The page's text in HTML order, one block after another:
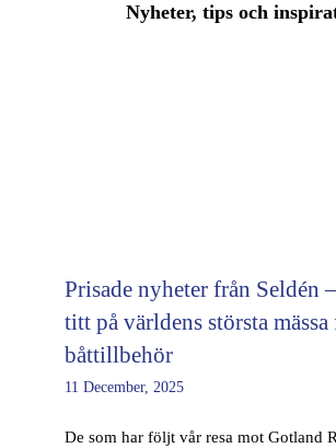
Nyheter, tips och
Prisade nyheter från Seldén
titt på världens största
båttillbehör
11 December, 2025
De som har följt vår resa mot Gotland